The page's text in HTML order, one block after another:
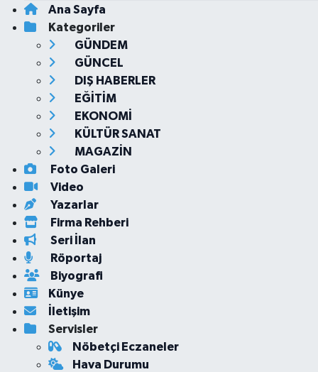
Ana Sayfa
Kategoriler
GÜNDEM
GÜNCEL
DIŞ HABERLER
EĞİTİM
EKONOMİ
KÜLTÜR SANAT
MAGAZİN
Foto Galeri
Video
Yazarlar
Firma Rehberi
Seri İlan
Röportaj
Biyografi
Künye
İletişim
Servisler
Nöbetçi Eczaneler
Hava Durumu